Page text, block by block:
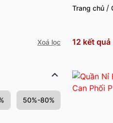
Trang chủ /
Xoá lọc
50%-80%
12 kết quả